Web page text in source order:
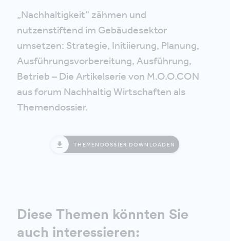
„Nachhaltigkeit“ zähmen und
nutzenstiftend im Gebäudesektor
umsetzen: Strategie, Initiierung, Planung,
Ausführungsvorbereitung, Ausführung,
Betrieb – Die Artikelserie von M.O.O.CON
aus forum Nachhaltig Wirtschaften als
Themendossier.
THEMENDOSSIER DOWNLOADEN
Diese Themen könnten Sie
auch interessieren: